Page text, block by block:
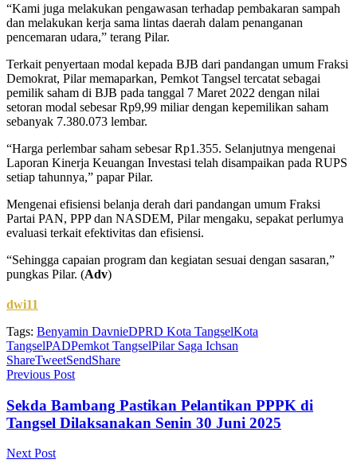
“Kami juga melakukan pengawasan terhadap pembakaran sampah
dan melakukan kerja sama lintas daerah dalam penanganan
pencemaran udara,” terang Pilar.
Terkait penyertaan modal kepada BJB dari pandangan umum Fraksi
Demokrat, Pilar memaparkan, Pemkot Tangsel tercatat sebagai
pemilik saham di BJB pada tanggal 7 Maret 2022 dengan nilai
setoran modal sebesar Rp9,99 miliar dengan kepemilikan saham
sebanyak 7.380.073 lembar.
“Harga perlembar saham sebesar Rp1.355. Selanjutnya mengenai
Laporan Kinerja Keuangan Investasi telah disampaikan pada RUPS
setiap tahunnya,” papar Pilar.
Mengenai efisiensi belanja derah dari pandangan umum Fraksi
Partai PAN, PPP dan NASDEM, Pilar mengaku, sepakat perlumya
evaluasi terkait efektivitas dan efisiensi.
“Sehingga capaian program dan kegiatan sesuai dengan sasaran,”
pungkas Pilar. (Adv)
dwi11
Tags: Benyamin DavnieDPRD Kota TangselKota
TangselPADPemkot TangselPilar Saga Ichsan
ShareTweetSendShare
Previous Post
Sekda Bambang Pastikan Pelantikan PPPK di
Tangsel Dilaksanakan Senin 30 Juni 2025
Next Post